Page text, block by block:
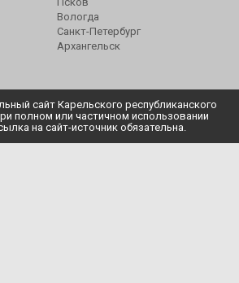
Вологда
Санкт-Петербург
Архангельск
сайт Карельского республиканского
полном или частичном использовании
на сайт-источник обязательна.